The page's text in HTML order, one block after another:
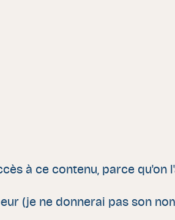
à ce contenu, parce qu'on
(je ne donnerai pas son